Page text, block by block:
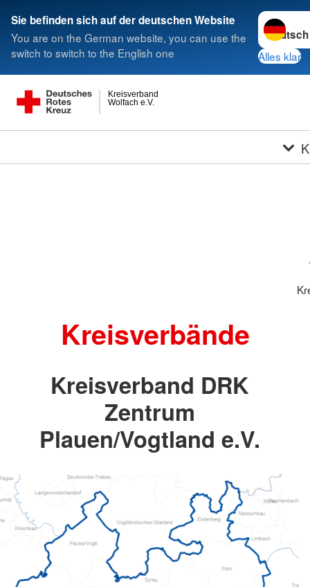
Sie befinden sich auf der deutschen Website
You are on the German website, you can use the
switch to switch to the English one
Sprache
Alles klar
Wolfach e.V.
Kreisverband
Kreisverbände
Kreisverband DRK
Zentrum
Plauen/Vogtland e.V.